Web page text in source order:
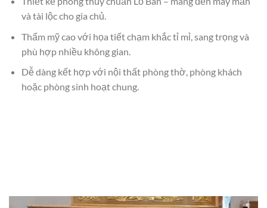
và tài lộc cho gia chủ.
Thẩm mỹ cao với họa tiết chạm khắc tỉ mỉ, sang trọng và
phù hợp nhiều không gian.
Dễ dàng kết hợp với nội thất phòng thờ, phòng khách
hoặc phòng sinh hoạt chung.